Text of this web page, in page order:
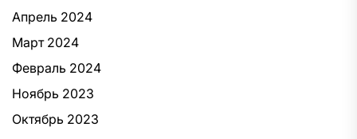
Апрель 2024
Март 2024
Февраль 2024
Ноябрь 2023
Октябрь 2023